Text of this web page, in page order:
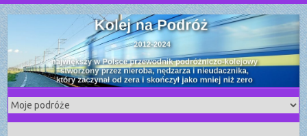
S
k
i
p
t
o
c
o